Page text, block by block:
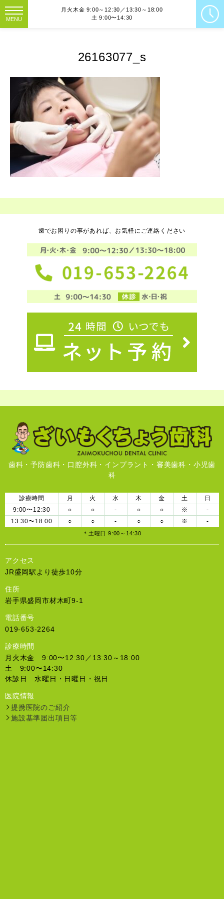
MENU
月火木金 9:00～12:30／13:30～18:00
土 9:00〜14:30
26163077_s
歯でお困りの事があれば、お気軽にご連絡ください
歯科・予防歯科・口腔外科・インプラント・審美歯科・小児歯
科
診療時間 月 火 水 木 金 土
日
9:00〜12:30
○ ○ - ○ ○ ※
-
13:30〜18:00
○ ○ - ○ ○ ※ -
＊土曜日 9:00～14:30
アクセス
JR盛岡駅より徒歩10分
住所
岩手県盛岡市材木町9-1
電話番号
019-653-2264
診療時間
月火木金 9:00〜12:30／13:30～18:00
土 9:00〜14:30
休診日 水曜日・日曜日・祝日
医院情報
提携医院のご紹介
施設基準届出項目等